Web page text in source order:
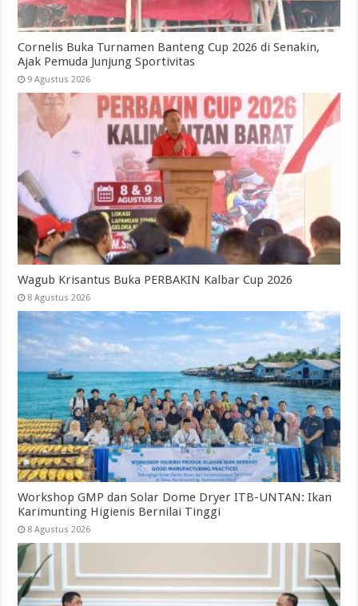
Cornelis Buka Turnamen Banteng Cup 2026 di Senakin,
Ajak Pemuda Junjung Sportivitas
9 Agustus 2026
Wagub Krisantus Buka PERBAKIN Kalbar Cup 2026
8 Agustus 2026
Workshop GMP dan Solar Dome Dryer ITB-UNTAN: Ikan
Karimunting Higienis Bernilai Tinggi
8 Agustus 2026